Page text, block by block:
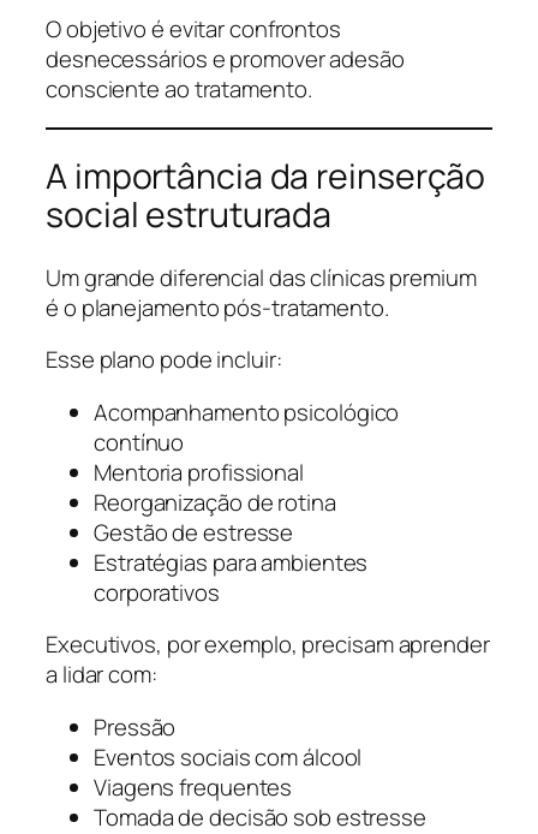
O objetivo é evitar confrontos
desnecessários e promover adesão
consciente ao tratamento.
A importância da reinserção
social estruturada
Um grande diferencial das clínicas premium
é o planejamento pós-tratamento.
Esse plano pode incluir:
Acompanhamento psicológico
contínuo
Mentoria profissional
Reorganização de rotina
Gestão de estresse
Estratégias para ambientes
corporativos
Executivos, por exemplo, precisam aprender
a lidar com:
Pressão
Eventos sociais com álcool
Viagens frequentes
Tomada de decisão sob estresse